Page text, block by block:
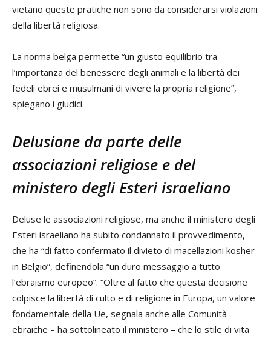
vietano queste pratiche non sono da considerarsi violazioni
della libertà religiosa.
La norma belga permette “un giusto equilibrio tra
l’importanza del benessere degli animali e la libertà dei
fedeli ebrei e musulmani di vivere la propria religione”,
spiegano i giudici.
Delusione da parte delle
associazioni religiose e del
ministero degli Esteri israeliano
Deluse le associazioni religiose, ma anche il ministero degli
Esteri israeliano ha subito condannato il provvedimento,
che ha “di fatto confermato il divieto di macellazioni kosher
in Belgio”, definendola “un duro messaggio a tutto
l’ebraismo europeo”. “Oltre al fatto che questa decisione
colpisce la libertà di culto e di religione in Europa, un valore
fondamentale della Ue, segnala anche alle Comunità
ebraiche – ha sottolineato il ministero – che lo stile di vita